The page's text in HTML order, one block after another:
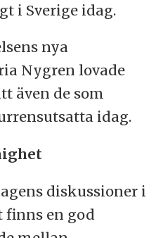
i Sverige idag.
nya
Nygren lovade
även de som
idag.
diskussioner i
finns en god